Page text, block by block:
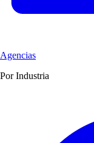
Agencias
Por Industria